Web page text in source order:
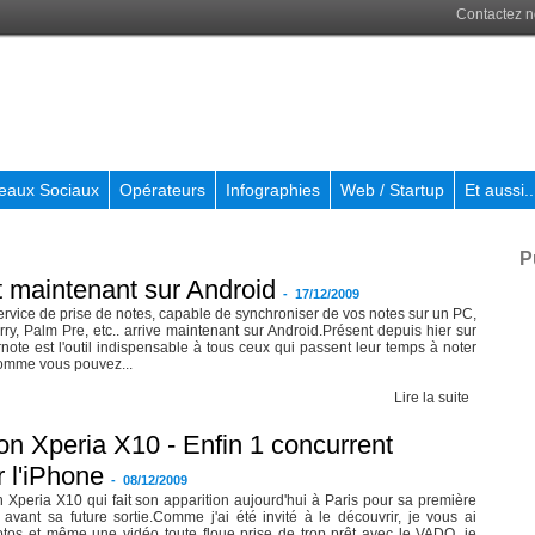
Contactez
Sociaux Opérateurs Infographies Web / Startup Et
sur Android - 17/12/2009
de prise de notes, capable de synchroniser de vos notes sur un PC,
Palm Pre, etc.. arrive maintenant sur Android.Présent depuis hier sur
est l'outil indispensable à tous ceux qui passent leur temps à noter
vous pouvez...
Lire la suite
Xperia X10 - Enfin 1 concurrent
l'iPhone - 08/12/2009
Xperia X10 qui fait son apparition aujourd'hui à Paris pour sa première
avant sa future sortie.Comme j'ai été invité à le découvrir, je vous ai